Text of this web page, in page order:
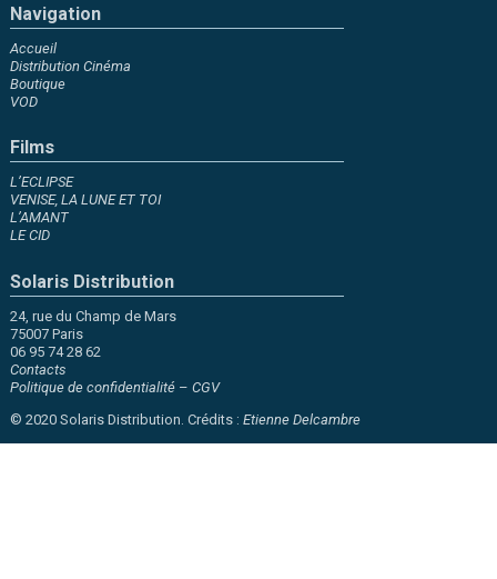
Navigation
Accueil
Distribution Cinéma
Boutique
VOD
Films
L’ECLIPSE
VENISE, LA LUNE ET TOI
L’AMANT
LE CID
Solaris Distribution
24, rue du Champ de Mars
75007 Paris
06 95 74 28 62
Contacts
Politique de confidentialité– CGV
© 2020 Solaris Distribution. Crédits : Etienne Delcambre